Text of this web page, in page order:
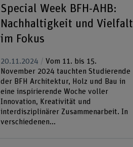
Special Week BFH-AHB:
Nachhaltigkeit und Vielfalt
im Fokus
20.11.2024
Vom 11. bis 15.
November 2024 tauchten Studierende
der BFH Architektur, Holz und Bau in
eine inspirierende Woche voller
Innovation, Kreativität und
interdisziplinärer Zusammenarbeit. In
verschiedenen...